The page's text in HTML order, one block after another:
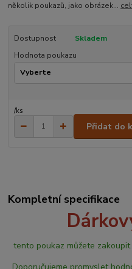
několik poukazů, jako obrázek...
Dostupnost
Skladem
Hodnota poukazu
/ks
Přidat do
Kompletní specifikace
tento poukaz můžete
Doporučujeme promyslet